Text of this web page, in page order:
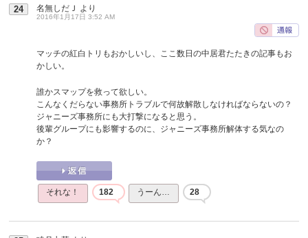
24 名無しだＪ より
2016年1月17日 3:52 AM
マッチの紅白トリもおかしいし、ここ数日の中居君たたきの記事もお
かしい。
誰かスマップを救って欲しい。
こんなくだらない事務所トラブルで何故解散しなければならないの？
ジャニーズ事務所にも大打撃になると思う。
後輩グループにも影響するのに、ジャニーズ事務所解体する気なの
か？
それな！ 182 うーん… 28